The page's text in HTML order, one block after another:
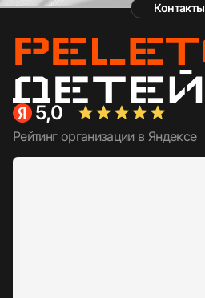
Контакты
5,0
Рейтинг организации в Яндексе